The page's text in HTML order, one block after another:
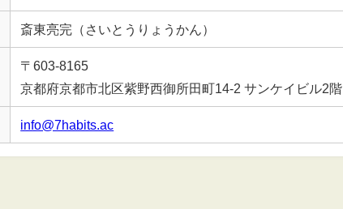
斎東亮完（さいとうりょうかん）
〒603-8165
京都府京都市北区紫野西御所田町14-2 サンケイビル2階
info@7habits.ac